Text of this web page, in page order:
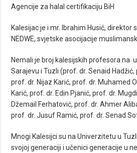
Agencije za halal certifikaciju BiH
Kalesijac je i mr. Ibrahim Husić, direktor
NEDWE, svjetske asocijacije
Nemali je broj kalesijskih profesora na
Sarajevu i Tuzli (prof. dr. Senaid
prof. dr. Nijaz Karić, prof. dr. Muhamed
Karić, prof. dr. Edin Pjanić, prof. dr.
Džemail Ferhatović, prof. dr. Ahmer
prof. dr. Jusuf Ramić, prof. dr. Senad
Mnogi Kalesijci su na Univerzitetu u
svojoj generaciji i učenici generacije u